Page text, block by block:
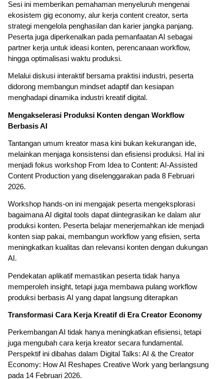
Sesi ini memberikan pemahaman menyeluruh mengenai
ekosistem gig economy, alur kerja content creator, serta
strategi mengelola penghasilan dan karier jangka panjang.
Peserta juga diperkenalkan pada pemanfaatan AI sebagai
partner kerja untuk ideasi konten, perencanaan workflow,
hingga optimalisasi waktu produksi.
Melalui diskusi interaktif bersama praktisi industri, peserta
didorong membangun mindset adaptif dan kesiapan
menghadapi dinamika industri kreatif digital.
Mengakselerasi Produksi Konten dengan Workflow
Berbasis AI
Tantangan umum kreator masa kini bukan kekurangan ide,
melainkan menjaga konsistensi dan efisiensi produksi. Hal ini
menjadi fokus workshop From Idea to Content: AI-Assisted
Content Production yang diselenggarakan pada 8 Februari
2026.
Workshop hands-on ini mengajak peserta mengeksplorasi
bagaimana AI digital tools dapat diintegrasikan ke dalam alur
produksi konten. Peserta belajar menerjemahkan ide menjadi
konten siap pakai, membangun workflow yang efisien, serta
meningkatkan kualitas dan relevansi konten dengan dukungan
AI.
Pendekatan aplikatif memastikan peserta tidak hanya
memperoleh insight, tetapi juga membawa pulang workflow
produksi berbasis AI yang dapat langsung diterapkan
Transformasi Cara Kerja Kreatif di Era Creator Economy
Perkembangan AI tidak hanya meningkatkan efisiensi, tetapi
juga mengubah cara kerja kreator secara fundamental.
Perspektif ini dibahas dalam Digital Talks: AI & the Creator
Economy: How AI Reshapes Creative Work yang berlangsung
pada 14 Februari 2026.